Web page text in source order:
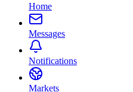
Home
Messages
Notifications
Markets